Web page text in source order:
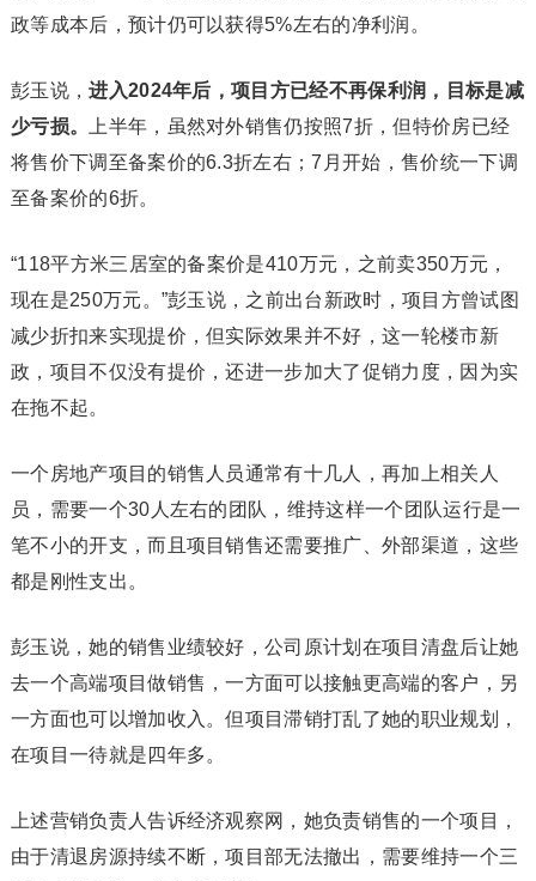
政等成本后，预计仍可以获得5%左右的净利润。
彭玉说，进入2024年后，项目方已经不再保利润，目标是减
少亏损。
上半年，虽然对外销售仍按照7折，但特价房已经
将售价下调至备案价的6.3折左右；7月开始，售价统一下调
至备案价的6折。
“118平方米三居室的备案价是410万元，之前卖350万元，
现在是250万元。”彭玉说，之前出台新政时，项目方曾试图
减少折扣来实现提价，但实际效果并不好，这一轮楼市新
政，项目不仅没有提价，还进一步加大了促销力度，因为实
在拖不起。
一个房地产项目的销售人员通常有十几人，再加上相关人
员，需要一个30人左右的团队，维持这样一个团队运行是一
笔不小的开支，而且项目销售还需要推广、外部渠道，这些
都是刚性支出。
彭玉说，她的销售业绩较好，公司原计划在项目清盘后让她
去一个高端项目做销售，一方面可以接触更高端的客户，另
一方面也可以增加收入。但项目滞销打乱了她的职业规划，
在项目一待就是四年多。
上述营销负责人告诉经济观察网，她负责销售的一个项目，
由于清退房源持续不断，项目部无法撤出，需要维持一个三